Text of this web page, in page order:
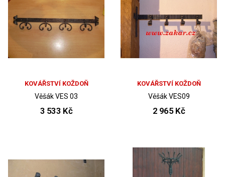
KOVÁŘSTVÍ KOŽDOŇ
Věšák VES 03
3 533 Kč
KOVÁŘSTVÍ KOŽDOŇ
Věšák VES09
2 965 Kč